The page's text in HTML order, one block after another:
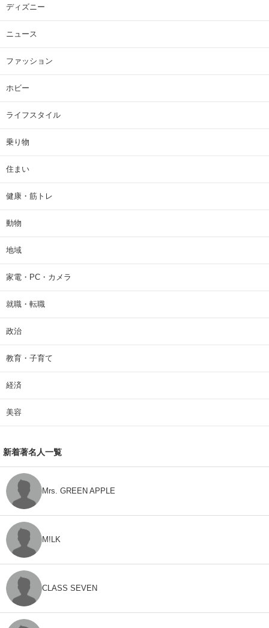
ディズニー
ニュース
ファッション
ホビー
ライフスタイル
乗り物
住まい
健康・筋トレ
動物
地域
家電・PC・カメラ
就職・転職
政治
教育・子育て
経済
美容
新着著名人一覧
Mrs. GREEN APPLE
M!LK
CLASS SEVEN